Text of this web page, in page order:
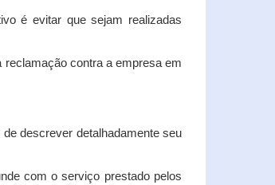
é evitar que sejam realizadas
contra a empresa em
descrever detalhadamente seu
com o serviço prestado pelos